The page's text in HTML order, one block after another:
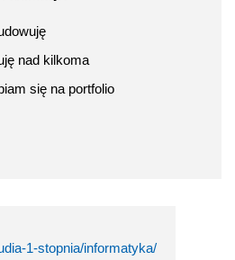
nad kilkoma
się na portfolio
1-stopnia/informatyka/